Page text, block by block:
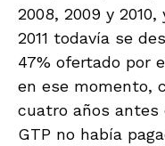
2008, 2009 y
2011 todavía se
47% ofertado por
en ese momento,
cuatro años antes
GTP no había